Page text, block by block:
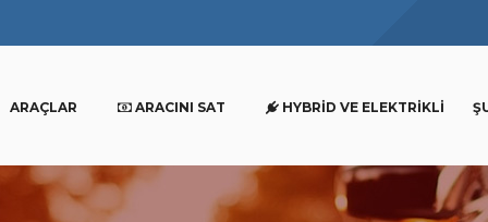
ARAÇLAR ARACINI SAT HYBRID VE ELEKTRIKLI